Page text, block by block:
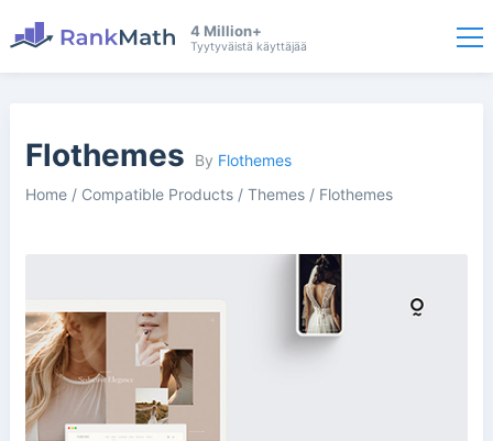
4 Million+
Tyytyväistä käyttäjää
Flothemes By Flothemes
Home/ Compatible Products/ Themes/ Flothemes